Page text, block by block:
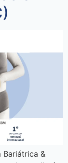
Bariátrica &